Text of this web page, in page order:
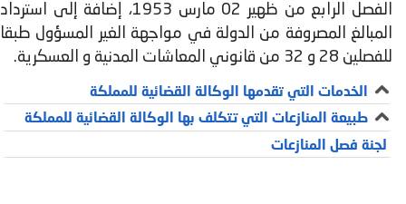
الفصل الرابع من ظهير 02 مارس 1953، إضافة إلى استرداد
المبالغ المصروفة من الدولة في مواجهة الغير المسؤول طبقا
للفصلين 28 و 32 من قانوني المعاشات المدنية و العسكرية.
الخدمات التي تقدمها الوكالة القضائية للمملكة
طبيعة المنازعات التي تتكلف بها الوكالة القضائية للمملكة
لجنة فصل المنازعات